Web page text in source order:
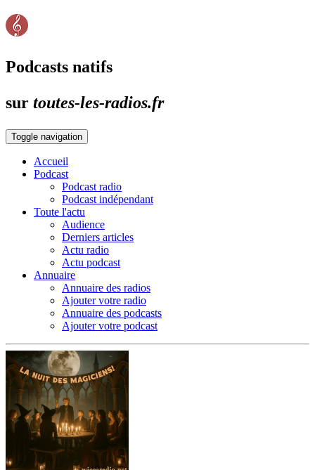
Podcasts natifs
sur toutes-les-radios.fr
Toggle navigation
Accueil
Podcast
Podcast radio
Podcast indépendant
Toute l'actu
Audience
Derniers articles
Actu radio
Actu podcast
Annuaire
Annuaire des radios
Ajouter votre radio
Annuaire des podcasts
Ajouter votre podcast